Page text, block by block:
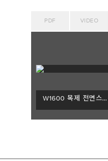
PDF VIDEO
W1600 목제 전면스크린_FKBK